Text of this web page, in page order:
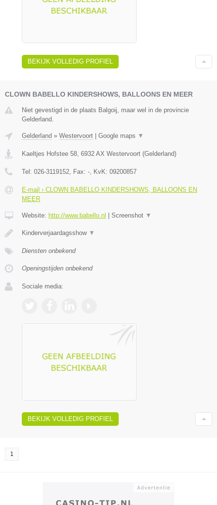
BEKIJK VOLLEDIG PROFIEL
CLOWN BABELLO KINDERSHOWS, BALLOONS EN MEER
Niet gevestigd in de plaats Balgoij, maar wel in de provincie
Gelderland.
Gelderland » Westervoort Google maps ▼
Kaeltjes Hofstee 58, 6932 AX Westervoort (Gelderland)
Tel: 026-3119152, Fax: -, KvK: 09200857
E-mail › CLOWN BABELLO KINDERSHOWS, BALLOONS EN
MEER
Website: http://www.babello.nl Screenshot ▼
Kinderverjaardagsshow ▼
Diensten onbekend
Openingstijden onbekend
Sociale media:
BEKIJK VOLLEDIG PROFIEL
1